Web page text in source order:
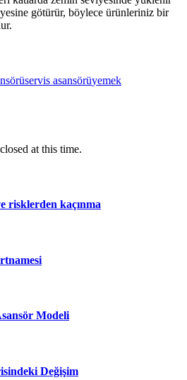
götürür, böylece ürünleriniz bir
servis asansörüyemek
at this time.
risklerden kaçınma
Modeli
Değişim